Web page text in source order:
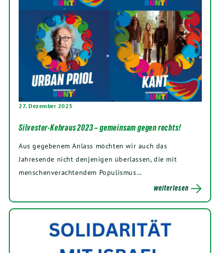
27. Dezember 2023
Silvester-Kehraus 2023 – gemeinsam gegen rechts!
Aus gegebenem Anlass möchten wir auch das
Jahresende nicht denjenigen überlassen, die mit
menschenverachtendem Populismus…
weiterlesen